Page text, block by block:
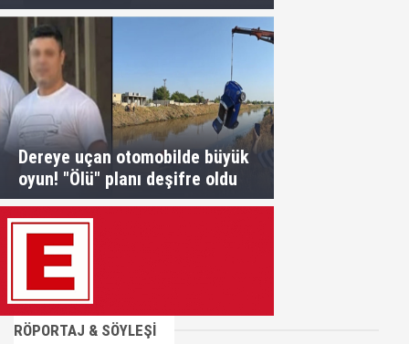
Dereye uçan otomobilde büyük
oyun! "Ölü" planı deşifre oldu
RÖPORTAJ & SÖYLEŞİ